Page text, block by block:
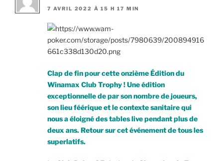
7 AVRIL 2022 À 15 H 17 MIN
Clap de fin pour cette onzième Édition du
Winamax Club Trophy ! Une édition
exceptionnelle de par son nombre de joueurs,
son lieu féérique et le contexte sanitaire qui
nous a éloigné des tables live pendant plus de
deux ans. Retour sur cet événement de tous les
superlatifs.